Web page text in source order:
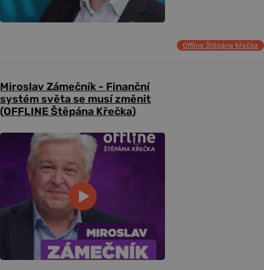
Offline Štěpána Křečka
Miroslav Zámečník - Finanční
systém světa se musí změnit
(OFFLINE Štěpána Křečka)